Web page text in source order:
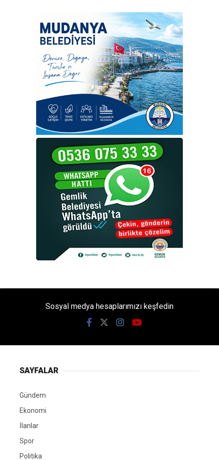
Sosyal medya hesaplarımızı keşfedin
SAYFALAR
Gündem
Ekonomi
İlanlar
Spor
Politika